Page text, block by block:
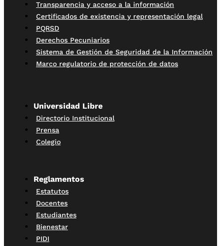
Transparencia y acceso a la información
Certificados de existencia y representación legal
PQRSD
Derechos Pecuniarios
Sistema de Gestión de Seguridad de la Información
Marco regulatorio de protección de datos
Universidad Libre
Directorio Institucional
Prensa
Colegio
Reglamentos
Estatutos
Docentes
Estudiantes
Bienestar
PIDI